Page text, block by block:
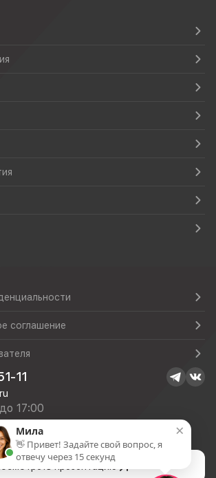
соглашение
11
17:00
×
Мила
👋 Привет! Задайте свой вопрос, я
отвечу через 15 секунд